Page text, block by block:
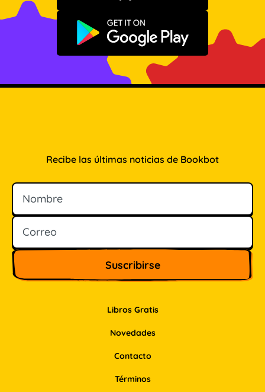
Disponible en Google Play
Libros Gratis
Novedades
Contacto
Recibe las últimas noticias de Bookbot
Nombre
Correo
Términos